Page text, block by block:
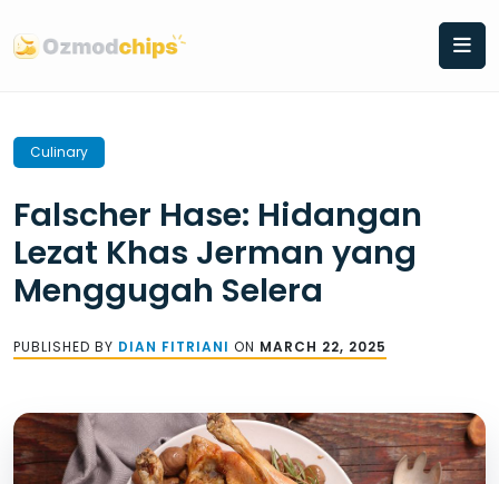
to
content
Culinary
Falscher Hase: Hidangan
Lezat Khas Jerman yang
Menggugah Selera
PUBLISHED BY DIAN FITRIANI ON MARCH 22, 2025